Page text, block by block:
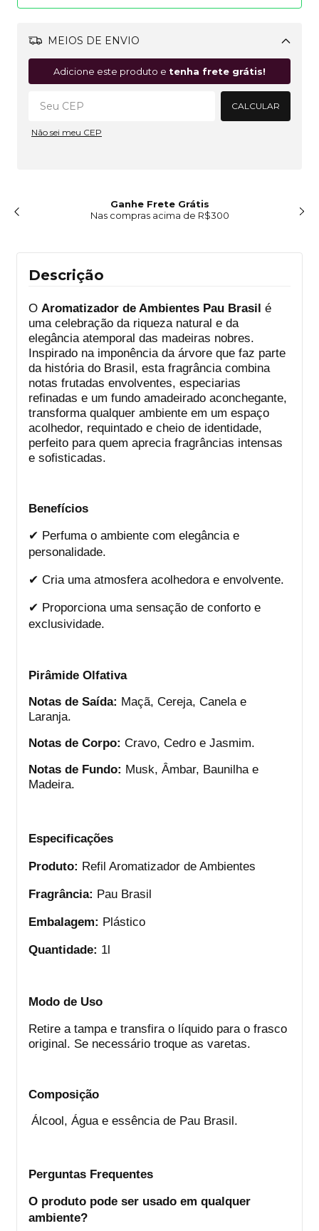
MEIOS DE ENVIO
Alterar CEP
Adicione este produto e tenha frete grátis!
CALCULAR
Não sei meu CEP
Ganhe Frete Grátis
Nas compras acima de R$300
Descrição
O Aromatizador de Ambientes Pau Brasil é
uma celebração da riqueza natural e da
elegância atemporal das madeiras nobres.
Inspirado na imponência da árvore que faz parte
da história do Brasil, esta fragrância combina
notas frutadas envolventes, especiarias
refinadas e um fundo amadeirado aconchegante,
transforma qualquer ambiente em um espaço
acolhedor, requintado e cheio de identidade,
perfeito para quem aprecia fragrâncias intensas
e sofisticadas.
Benefícios
✔ Perfuma o ambiente com elegância e
personalidade.
✔ Cria uma atmosfera acolhedora e envolvente.
✔ Proporciona uma sensação de conforto e
exclusividade.
Pirâmide Olfativa
Notas de Saída: Maçã, Cereja, Canela e
Laranja.
Notas de Corpo: Cravo, Cedro e Jasmim.
Notas de Fundo: Musk, Âmbar, Baunilha e
Madeira.
Especificações
Produto: Refil Aromatizador de Ambientes
Fragrância: Pau Brasil
Embalagem: Plástico
Quantidade: 1l
Modo de Uso
Retire a tampa e transfira o líquido para o frasco
original. Se necessário troque as varetas.
Composição
Álcool, Água e essência de Pau Brasil.
Perguntas Frequentes
O produto pode ser usado em qualquer
ambiente?